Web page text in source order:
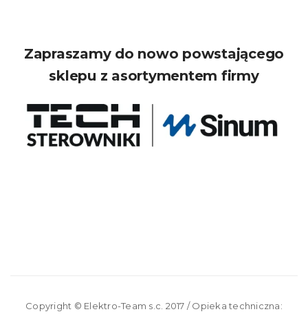
Zapraszamy do nowo powstającego
sklepu z asortymentem firmy
Copyright © Elektro-Team s.c. 2017 / Opieka techniczna: